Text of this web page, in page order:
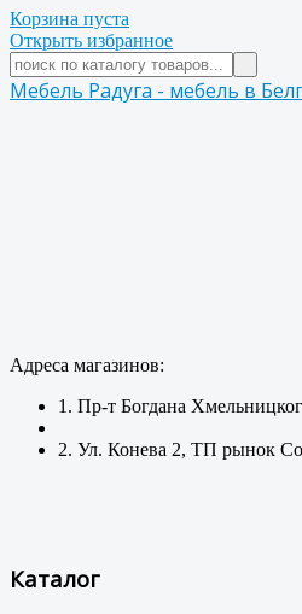
Корзина пуста
Открыть избранное
Мебель Радуга - мебель в
Адреса магазинов:
1. Пр-т Богдана
2. Ул. Конева 2, ТП рынок
Каталог